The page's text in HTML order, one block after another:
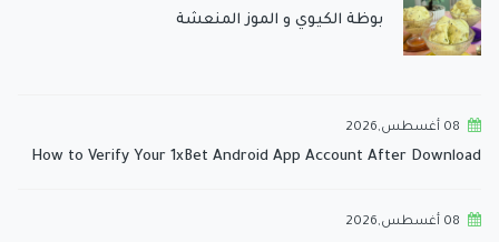
بوظة الكيوي و الموز المنعشة
08 أغسطس,2026
How to Verify Your 1xBet Android App Account After Download
08 أغسطس,2026